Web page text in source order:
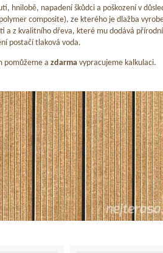
hnilobě, napadení škůdci a poškození v
composite), ze kterého je dlažba
a z kvalitního dřeva, které mu dodává přírodní
postačí tlaková voda.
pomůžeme a zdarma vypracujeme kalkulaci.